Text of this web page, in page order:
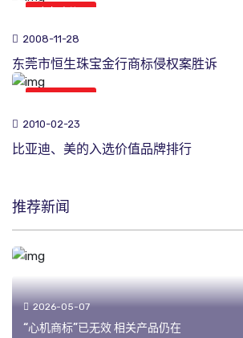
2008-11-28
东莞市恒生珠宝金行商标侵权案胜诉
2010-02-23
比亚迪、美的入选价值品牌排行
推荐新闻
2026-05-07
“心机商标”已无效 相关产品仍在